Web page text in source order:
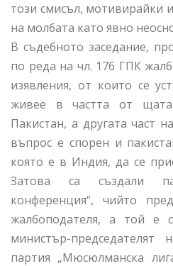
този смисъл, мотивирайки
на молбата като явно
В съдебното заседание,
по реда на чл. 176 ГПК
изявления, от които се
живее в частта от
Пакистан, а другата част
въпрос е спорен и
която е в Индия, да се
Затова са създали
конференция“, чийто
жалбоподателя, а той е
министър-
партия „Мюсюлманска